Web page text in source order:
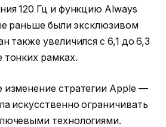
120 Гц и функцию Always
раньше были эксклюзивом
также увеличился с 6,1 до 6,3
рамках.
изменение стратегии Apple —
искусственно ограничивать
технологиями.